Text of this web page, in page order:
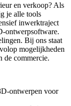
en verkoop? Als
je alle tools
inwerktraject
ontwerpsoftware.
Bij ons staat
mogelijkheden
de commercie.
ontwerpen voor